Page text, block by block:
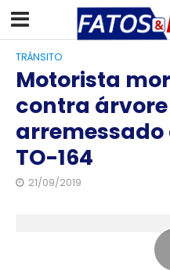
TRÂNSITO
Motorista
contra árvore
TO-164
21/09/2019